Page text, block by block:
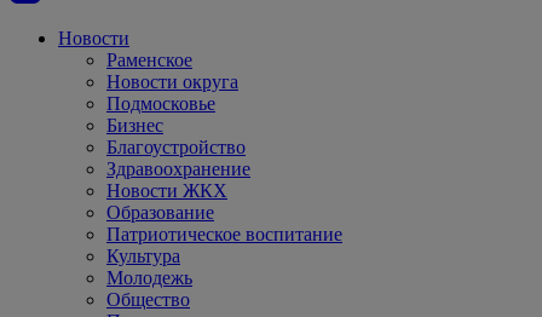
Новости
Раменское
Новости округа
Подмосковье
Бизнес
Благоустройство
Здравоохранение
Новости ЖКХ
Образование
Патриотическое воспитание
Культура
Молодежь
Общество